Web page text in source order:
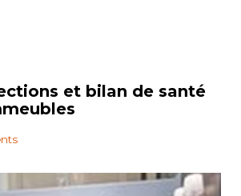
et bilan de santé